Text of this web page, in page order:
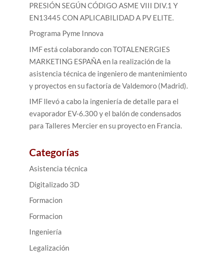
PRESIÓN SEGÚN CÓDIGO ASME VIII DIV.1 Y
EN13445 CON APLICABILIDAD A PV ELITE.
Programa Pyme Innova
IMF está colaborando con TOTALENERGIES
MARKETING ESPAÑA en la realización de la
asistencia técnica de ingeniero de mantenimiento
y proyectos en su factoría de Valdemoro (Madrid).
IMF llevó a cabo la ingeniería de detalle para el
evaporador EV-6.300 y el balón de condensados
para Talleres Mercier en su proyecto en Francia.
Categorías
Asistencia técnica
Digitalizado 3D
Formacion
Formacion
Ingeniería
Legalización